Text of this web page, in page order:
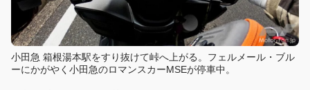
小田急 箱根湯本駅をすり抜けて峠へ上がる。フェルメール・ブル
ーにかがやく小田急のロマンスカーMSEが停車中。